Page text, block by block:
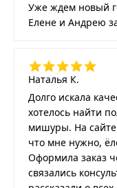
Уже ждем новый
Елене и Андрею
Наталья К.
Долго искала
хотелось найти
мишуры. На сайте
что мне нужно,
Оформила заказ
связались